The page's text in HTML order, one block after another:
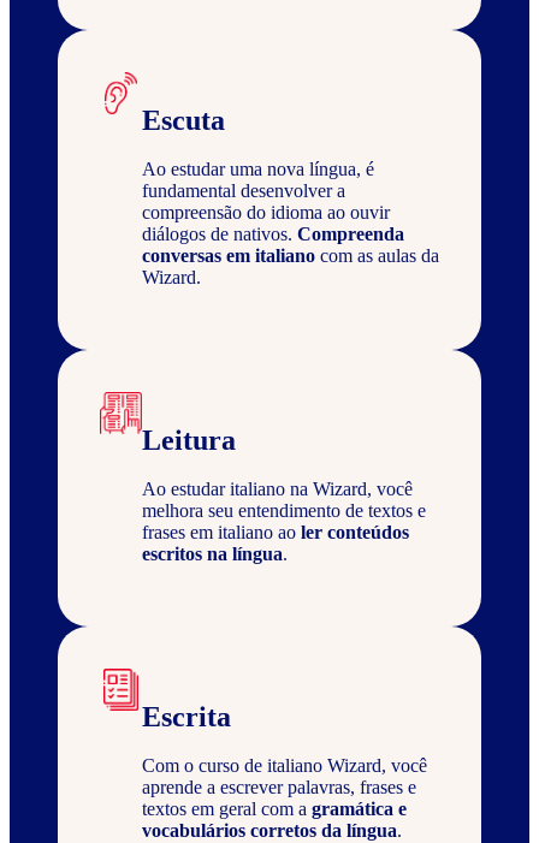
Escuta
Ao estudar uma nova língua, é
fundamental desenvolver a
compreensão do idioma ao ouvir
diálogos de nativos. Compreenda
conversas em italiano com as aulas da
Wizard.
Leitura
Ao estudar italiano na Wizard, você
melhora seu entendimento de textos e
frases em italiano ao ler conteúdos
escritos na língua.
Escrita
Com o curso de italiano Wizard, você
aprende a escrever palavras, frases e
textos em geral com a gramática e
vocabulários corretos da língua.